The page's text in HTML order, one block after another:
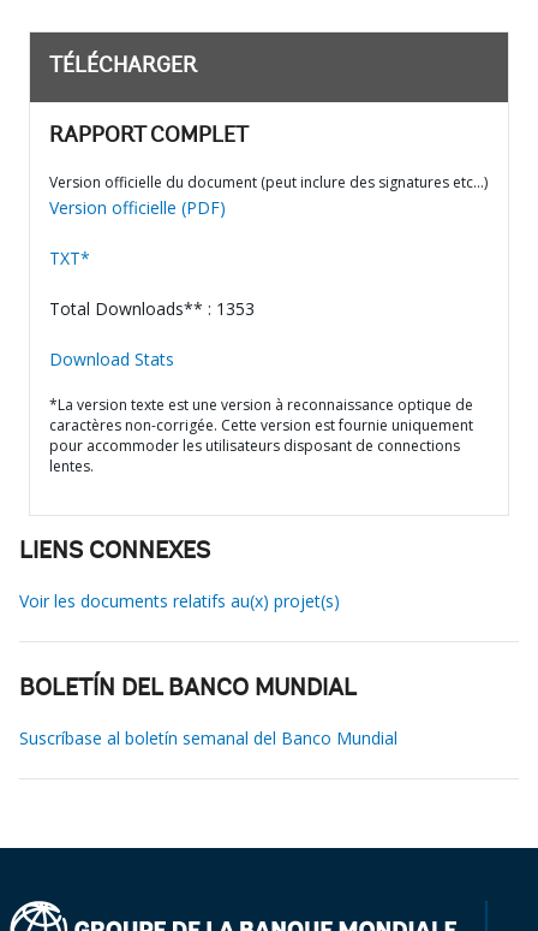
TÉLÉCHARGER
RAPPORT COMPLET
Version officielle du document (peut inclure des signatures etc…)
Version officielle (PDF)
TXT*
Total Downloads** : 1353
Download Stats
*La version texte est une version à reconnaissance optique de
caractères non-corrigée. Cette version est fournie uniquement
pour accommoder les utilisateurs disposant de connections
lentes.
LIENS CONNEXES
Voir les documents relatifs au(x) projet(s)
BOLETÍN DEL BANCO MUNDIAL
Suscríbase al boletín semanal del Banco Mundial